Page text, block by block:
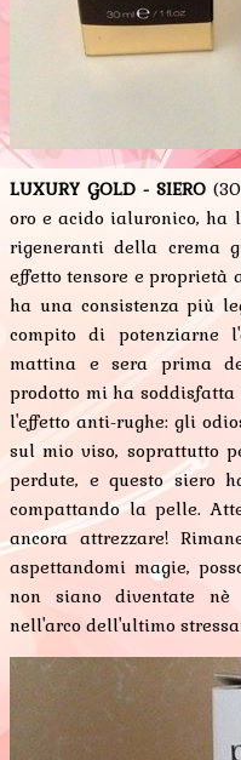
LUXURY GOLD - SIERO
oro e acido ialuronico, ha
rigeneranti della crema
effetto tensore e proprietà
ha una consistenza più
compito di potenziarne
mattina e sera prima
prodotto mi ha
l'effetto anti-rughe: gli
sul mio viso, soprattutto
perdute, e questo siero
compattando la pelle.
ancora attrezzare!
aspettandomi magie,
non siano diventate nè
nell'arco dell'ultimo